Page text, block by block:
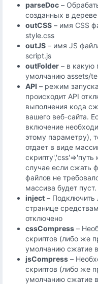
parseDoc –
созданных в
outCSS – имя CSS
style.css
outJS – имя JS
script.js
outFolder – в какую
умолчанию assets/
API – режим
происходит API
выполнения кода
вашего веб-сайта.
включение
этому параметру),
отдает в виде
случае если сжать
файлов не
массива будет пуст.
inject – Подключить
странице
отключено
cssCompress –
скриптов (либо же
умолчанию сжатие
jsCompress –
скриптов (либо же
умолчанию сжатие